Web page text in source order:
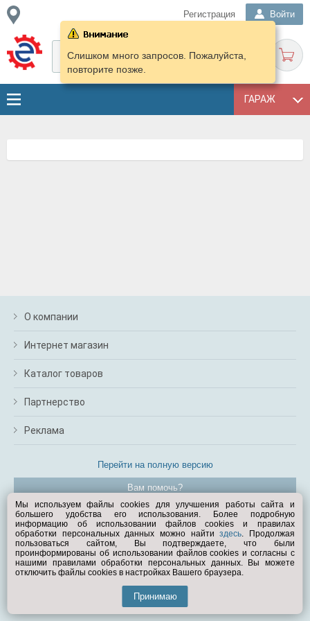
Регистрация Войти
ГАРАЖ
Слишком много запросов. Пожалуйста,
повторите позже.
О компании
Интернет магазин
Каталог товаров
Партнерство
Реклама
Перейти на полную версию
Вам помочь?
© Exist.ru 1998—2026
Мы используем файлы cookies для улучшения работы сайта и
большего удобства его использования. Более подробную
информацию об использовании файлов cookies и правилах
обработки персональных данных можно найтиздесь. Продолжая
пользоваться сайтом, Вы подтверждаете, что были
проинформированы об использовании файлов cookies и согласны с
нашими правилами обработки персональных данных. Вы можете
отключить файлы cookies в настройках Вашего браузера.
Принимаю